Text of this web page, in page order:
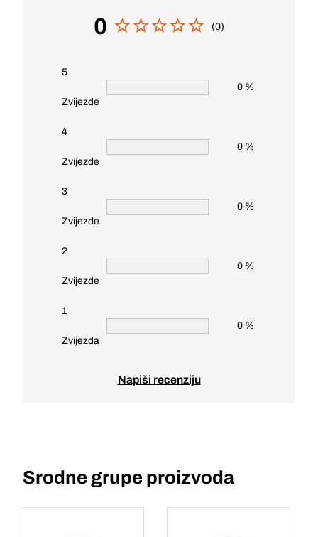
0 (0)
5
Zvijezde
0 %
4
Zvijezde
0 %
3
Zvijezde
0 %
2
Zvijezde
0 %
1
Zvijezda
0 %
Napiši recenziju
Srodne grupe proizvoda